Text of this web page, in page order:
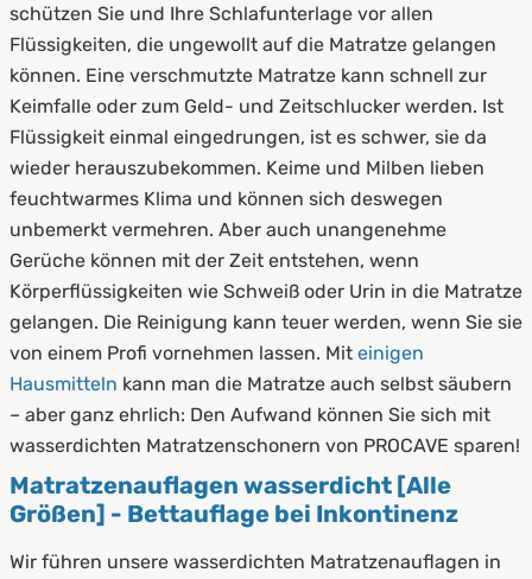
2. Wer profitiert von wasserdichten
Matratzenauflagen?
2.1 Inkontinente
2.2 Schwangere
2.4 Haustiere
2.5 Kranken- und Altenpfleger
3. Vorteile wasserdichter Matratzenauflagen
4. Anwendung von wasserdichten
Matratzenauflagen
5. Diese Arten haben wir im Sortiment
schützen Sie und Ihre Schlafunterlage vor allen
Flüssigkeiten, die ungewollt auf die Matratze gelangen
können. Eine verschmutzte Matratze kann schnell zur
Keimfalle oder zum Geld- und Zeitschlucker werden. Ist
Flüssigkeit einmal eingedrungen, ist es schwer, sie da
wieder herauszubekommen. Keime und Milben lieben
feuchtwarmes Klima und können sich deswegen
unbemerkt vermehren. Aber auch unangenehme
Gerüche können mit der Zeit entstehen, wenn
Körperflüssigkeiten wie Schweiß oder Urin in die Matratze
gelangen. Die Reinigung kann teuer werden, wenn Sie sie
von einem Profi vornehmen lassen. Mit einigen
Hausmitteln kann man die Matratze auch selbst säubern
– aber ganz ehrlich: Den Aufwand können Sie sich mit
wasserdichten Matratzenschonern von PROCAVE sparen!
Matratzenauflagen wasserdicht [Alle
Größen] - Bettauflage bei Inkontinenz
Wir führen unsere wasserdichten Matratzenauflagen in